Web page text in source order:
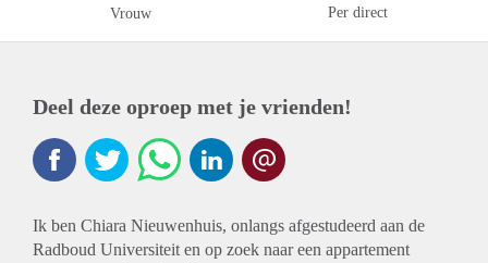
Vrouw Per direct
Deel deze oproep met je vrienden!
Ik ben Chiara Nieuwenhuis, onlangs afgestudeerd aan de
Radboud Universiteit en op zoek naar een appartement